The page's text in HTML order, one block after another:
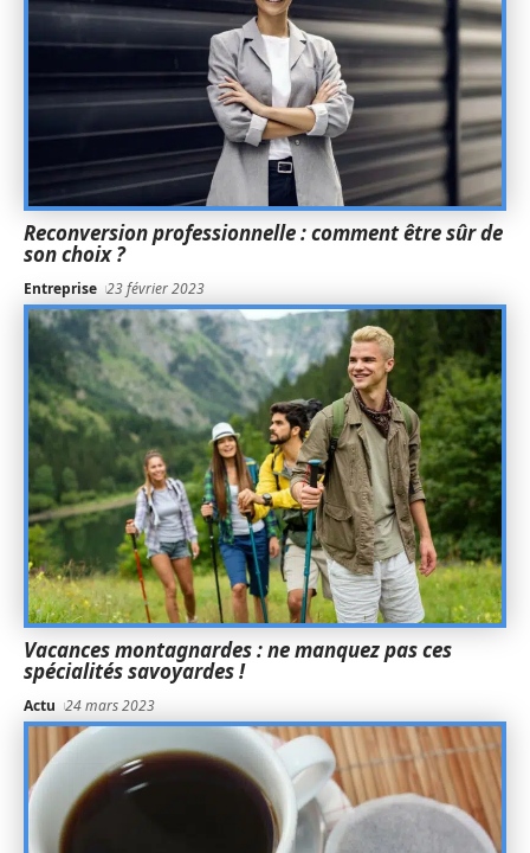
Reconversion professionnelle : comment être sûr de
son choix ?
Entreprise 23 février 2023
Vacances montagnardes : ne manquez pas ces
spécialités savoyardes !
Actu 24 mars 2023